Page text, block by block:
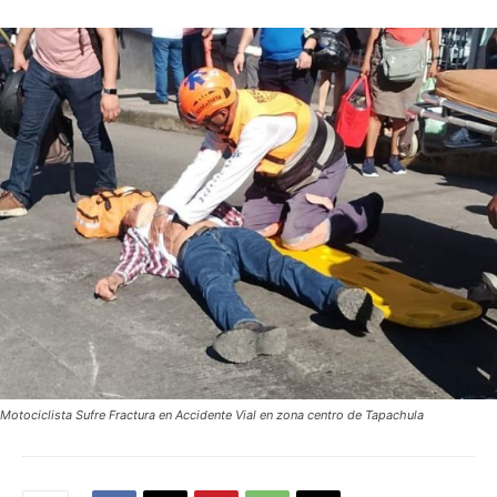
Motociclista Sufre Fractura en Accidente Vial en zona centro de Tapachula